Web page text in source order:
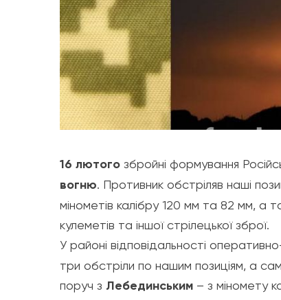
16 лютого збройні формування
вогню. Противник обстріляв наші
мінометів калібру 120 мм та 82 мм, а
кулеметів та іншої стрілецької зброї.
У районі відповідальності
три обстріли по нашим позиціям, а
поруч з Лебединським – з міномету